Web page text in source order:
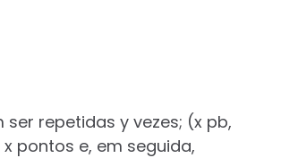
repetidas y vezes; (x pb,
pontos e, em seguida,